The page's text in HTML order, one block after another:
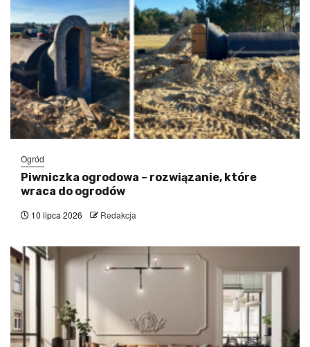
Ogród
Piwniczka ogrodowa – rozwiązanie, które
wraca do ogrodów
10 lipca 2026 Redakcja